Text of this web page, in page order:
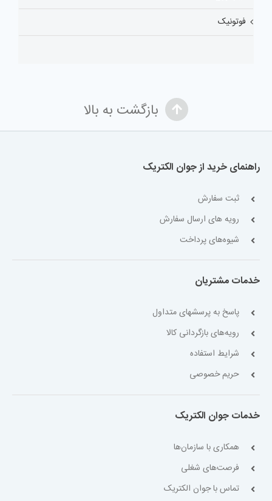
فوتونیک
بازگشت به بالا
راهنمای خرید از جوان الکتریک
ثبت سفارش
رویه های ارسال سفارش
شیوه‌های پرداخت
خدمات مشتریان
پاسخ به پرسشهای متداول
رویه‌های بازگردانی کالا
شرایط استفاده
حریم خصوصی
خدمات جوان الکتریک
همکاری با سازمان‌ها
فرصت‌های شغلی
تماس با جوان الکتریک